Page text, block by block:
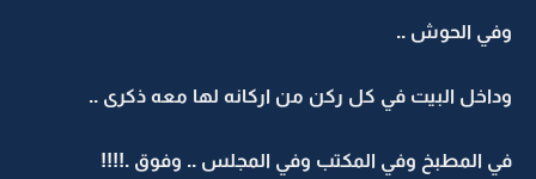
وفي الحوش ..
وداخل البيت في كل ركن من اركانه لها معه ذكرى ..
في المطبخ وفي المكتب وفي المجلس .. وفوق .!!!!